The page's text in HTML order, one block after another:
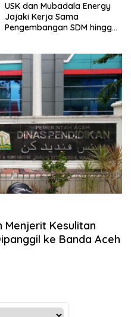
USK dan Mubadala Energy
Jajaki Kerja Sama
Pengembangan SDM hingga
Menjerit Kesulitan
ke Banda Aceh